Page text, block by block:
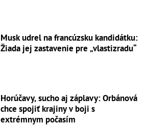
Musk udrel na francúzsku kandidátku:
Žiada jej zastavenie pre „vlastizradu“
Horúčavy, sucho aj záplavy: Orbánová
chce spojiť krajiny v boji s
extrémnym počasím